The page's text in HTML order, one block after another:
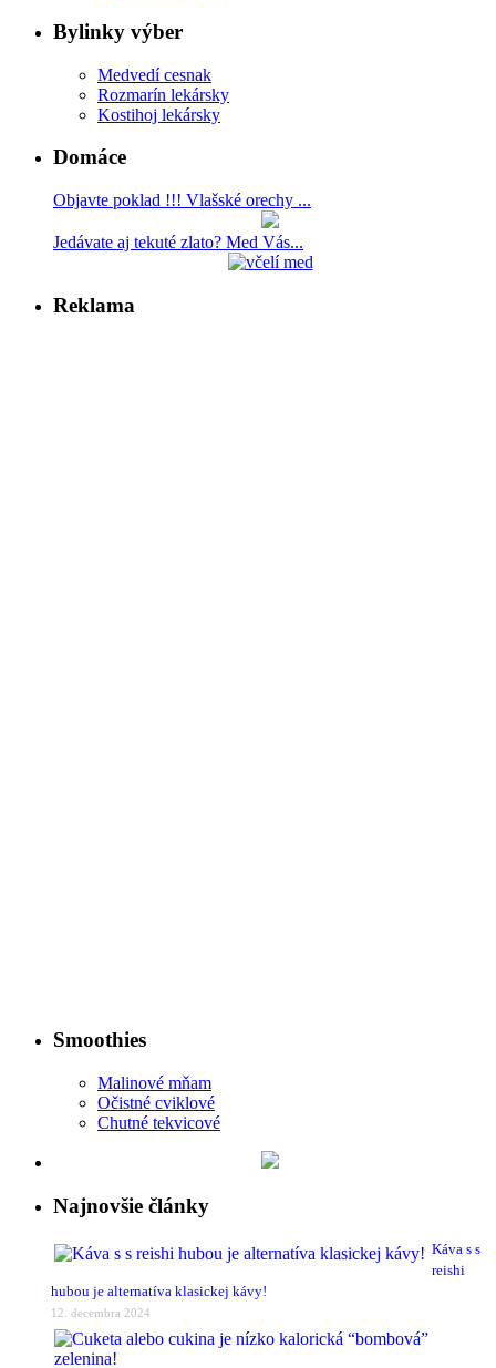
Bylinky výber
Medvedí cesnak
Rozmarín lekársky
Kostihoj lekársky
Domáce
Objavte poklad !!! Vlašské orechy ...
Jedávate aj tekuté zlato? Med Vás...
Reklama
Smoothies
Malinové mňam
Očistné cviklové
Chutné tekvicové
Najnovšie články
Káva s s
reishi
hubou je alternatíva klasickej kávy!
12. decembra 2024